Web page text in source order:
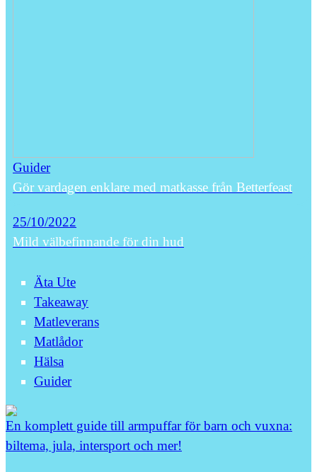
Guider
Gör vardagen enklare med matkasse från Betterfeast
25/10/2022
Mild välbefinnande för din hud
Äta Ute
Takeaway
Matleverans
Matlådor
Hälsa
Guider
En komplett guide till armpuffar för barn och vuxna:
biltema, jula, intersport och mer!